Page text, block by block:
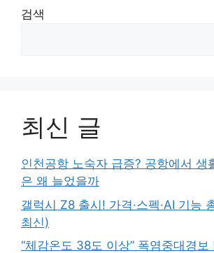
검색
최신 글
인천공항 노숙자 급증? 공항에서 생
은 왜 늘었을까
갤럭시 Z8 출시! 가격·스펙·AI 기능
최신)
“체감온도 38도 이상” 폭염중대경보